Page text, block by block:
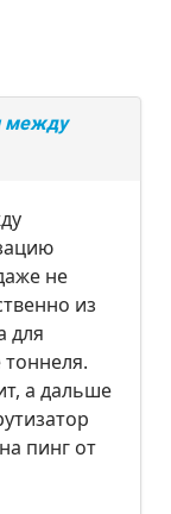
между
не
из
для
а дальше
пинг от